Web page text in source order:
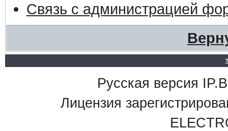
Связь с администрацией
Русская версия
Лицензия